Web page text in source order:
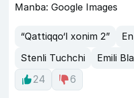
Manba: Google Images
“Qattiqqo‘l xonim 2”
Stenli Tuchchi
Emili
24
6